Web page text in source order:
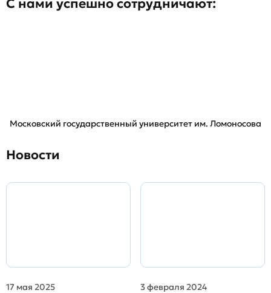
С нами успешно сотрудничают:
Московский государственный университет им. Ломоносова
Новости
17 мая 2025
3 февраля 2024